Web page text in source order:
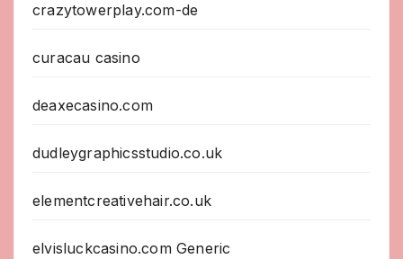
crazytowerplay.com-de
curacau casino
deaxecasino.com
dudleygraphicsstudio.co.uk
elementcreativehair.co.uk
elvisluckcasino.com Generic